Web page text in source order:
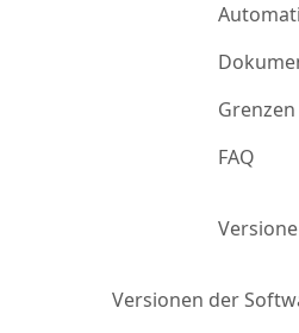
FAQ
Versionen der